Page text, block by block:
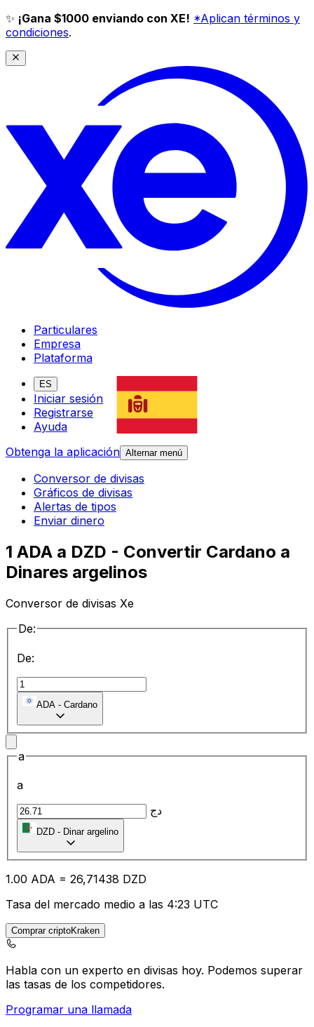
✨ ¡Gana $1000 enviando con XE! *Aplican términos y
condiciones.
Particulares
Empresa
Plataforma
ES
Iniciar sesión
Registrarse
Ayuda
Obtenga la aplicación Alternar menú
Conversor de divisas
Gráficos de divisas
Alertas de tipos
Enviar dinero
1 ADA a DZD - Convertir Cardano a
Dinares argelinos
Conversor de divisas Xe
De:
De:
ADA - Cardano
a
a
دج
DZD - Dinar argelino
1.00 ADA = 26,71438 DZD
Tasa del mercado medio a las 4:23 UTC
Comprar criptoKraken
Habla con un experto en divisas hoy. Podemos superar
las tasas de los competidores.
Programar una llamada